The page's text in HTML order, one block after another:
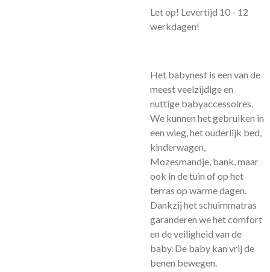
Let op! Levertijd 10 - 12
werkdagen!
Het babynest is een van de
meest veelzijdige en
nuttige babyaccessoires.
We kunnen het gebruiken in
een wieg, het ouderlijk bed,
kinderwagen,
Mozesmandje, bank, maar
ook in de tuin of op het
terras op warme dagen.
Dankzij het schuimmatras
garanderen we het comfort
en de veiligheid van de
baby. De baby kan vrij de
benen bewegen.